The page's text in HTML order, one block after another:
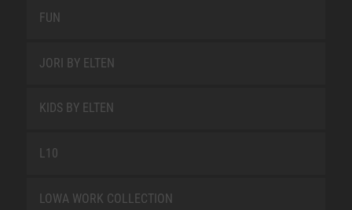
FUN
JORI BY ELTEN
KIDS BY ELTEN
L10
LOWA WORK COLLECTION